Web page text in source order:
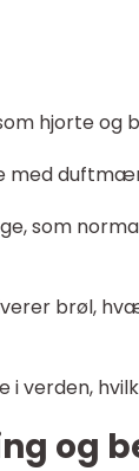
hjorte og
med
som
brøl,
i verden,
og